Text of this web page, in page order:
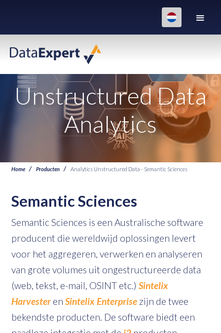
Unstructured Data
Analytics
Home Producten Analytics Unstructured Data - Semantic Sciences
Semantic Sciences
Semantic Sciences is een Australische software
producent die wereldwijd oplossingen levert
voor het aggregeren, verwerken en analyseren
van grote volumes uit ongestructureerde data
(web, tekst, e-mail, OSINT etc.) Sintelix
Harvesteren Sintelix Enterprise zijn de twee
bekendste producten. De software biedt een